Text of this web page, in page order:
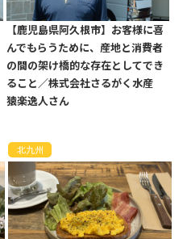
【鹿児島県阿久根市】お客様に喜
んでもらうために、産地と消費者
の間の架け橋的な存在としてでき
ること／株式会社さるがく水産
猿楽逸人さん
北九州